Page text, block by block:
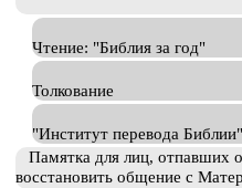
Чтение: "Библия за год"
Толкование
"Институт перевода Библии"
Памятка для лиц, отпавших
восстановить общение с